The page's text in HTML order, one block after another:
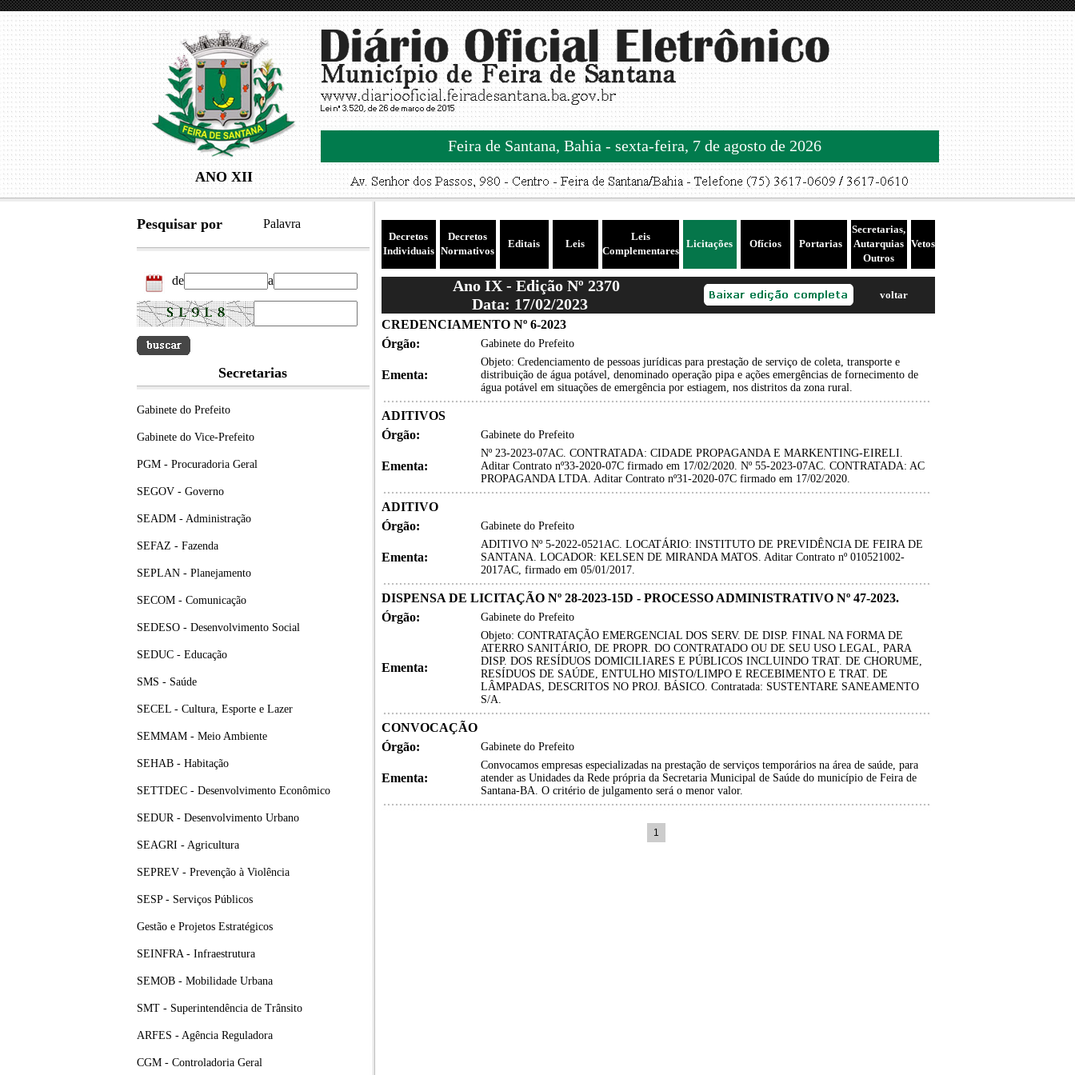
ANO XII
Feira de Santana, Bahia - sexta-feira, 7 de agosto de 2026
Pesquisar por Palavra
de a
Secretarias
Gabinete do Prefeito
Gabinete do Vice-Prefeito
PGM - Procuradoria Geral
SEGOV - Governo
SEADM - Administração
SEFAZ - Fazenda
SEPLAN - Planejamento
SECOM - Comunicação
SEDESO - Desenvolvimento Social
SEDUC - Educação
SMS - Saúde
SECEL - Cultura, Esporte e Lazer
SEMMAM - Meio Ambiente
SEHAB - Habitação
SETTDEC - Desenvolvimento Econômico
SEDUR - Desenvolvimento Urbano
SEAGRI - Agricultura
SEPREV - Prevenção à Violência
SESP - Serviços Públicos
Gestão e Projetos Estratégicos
SEINFRA - Infraestrutura
SEMOB - Mobilidade Urbana
SMT - Superintendência de Trânsito
ARFES - Agência Reguladora
CGM - Controladoria Geral
Decretos
Individuais
Decretos
Normativos
Editais Leis
Leis
Complementares
Licitações Ofícios Portarias
Secretarias,
Autarquias
Outros
Vetos
Ano IX - Edição Nº 2370
Data: 17/02/2023
voltar
CREDENCIAMENTO Nº 6-2023
Órgão:
Gabinete do Prefeito
Ementa:
Objeto: Credenciamento de pessoas jurídicas para prestação de serviço de coleta, transporte e
distribuição de água potável, denominado operação pipa e ações emergências de fornecimento de
água potável em situações de emergência por estiagem, nos distritos da zona rural.
ADITIVOS
Órgão:
Gabinete do Prefeito
Ementa:
Nº 23-2023-07AC. CONTRATADA: CIDADE PROPAGANDA E MARKENTING-EIRELI.
Aditar Contrato nº33-2020-07C firmado em 17/02/2020. Nº 55-2023-07AC. CONTRATADA: AC
PROPAGANDA LTDA. Aditar Contrato nº31-2020-07C firmado em 17/02/2020.
ADITIVO
Órgão:
Gabinete do Prefeito
Ementa:
ADITIVO Nº 5-2022-0521AC. LOCATÁRIO: INSTITUTO DE PREVIDÊNCIA DE FEIRA DE
SANTANA. LOCADOR: KELSEN DE MIRANDA MATOS. Aditar Contrato nº 010521002-
2017AC, firmado em 05/01/2017.
DISPENSA DE LICITAÇÃO Nº 28-2023-15D - PROCESSO ADMINISTRATIVO Nº 47-2023.
Órgão:
Gabinete do Prefeito
Ementa:
Objeto: CONTRATAÇÃO EMERGENCIAL DOS SERV. DE DISP. FINAL NA FORMA DE
ATERRO SANITÁRIO, DE PROPR. DO CONTRATADO OU DE SEU USO LEGAL, PARA
DISP. DOS RESÍDUOS DOMICILIARES E PÚBLICOS INCLUINDO TRAT. DE CHORUME,
RESÍDUOS DE SAÚDE, ENTULHO MISTO/LIMPO E RECEBIMENTO E TRAT. DE
LÂMPADAS, DESCRITOS NO PROJ. BÁSICO. Contratada: SUSTENTARE SANEAMENTO
S/A.
CONVOCAÇÃO
Órgão:
Gabinete do Prefeito
Ementa:
Convocamos empresas especializadas na prestação de serviços temporários na área de saúde, para
atender as Unidades da Rede própria da Secretaria Municipal de Saúde do município de Feira de
Santana-BA. O critério de julgamento será o menor valor.
1